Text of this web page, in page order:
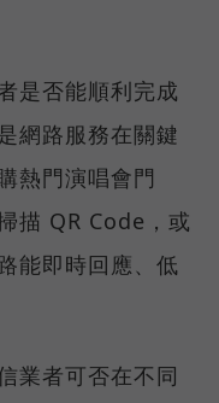
是否能順利完成
網路服務在關鍵
熱門演唱會門
描 QR Code，或
能即時回應、低
業者可否在不同